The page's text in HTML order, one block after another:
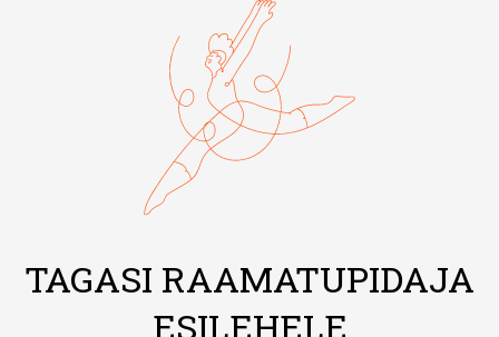
TAGASI RAAMATUPIDAJA
ESILEHELE